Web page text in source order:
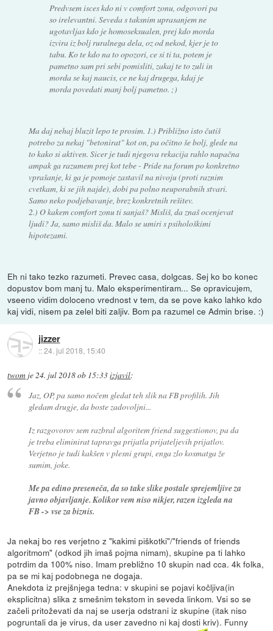
Predvsem isces kdo ni v comfort zonu, odgovori pa
so irelevantni. Seveda s taksnim uprasanjem ne
ugotavljas kdo je homoseksualen, prej kdo morda
izvira iz bolj ruralnega dela, oz od nekod, kjer je to
tabu. Ko te kdo na to opozori, ce si ti ta, potem je
pametno sam pri sebi pomisliti, zakaj te to zuli in
morda se kaj naucis, ce ne kaj drugega, kdaj je
morda povedati manj bolj pametno. ;)
Ma daj nehaj bluzit lepo te prosim. 1.) Približno isto čutiš
potrebo za nekaj "betonirat" kot on, pa očitno še bolj, glede na
to kako si aktiven. Sicer je tudi njegova rekacija rahlo napačna
ampak ga razumem prej kot tebe - Pride na forum po konkretno
vprašanje, ki ga je pomoje zastavil na nivoju (proti raznim
cvetkam, ki se jih najde), dobi pa polno neuporabnih stvari.
Samo neko podjebavanje, brez konkretnih rešitev.
2.) O kakem comfort zonu ti sanjaš? Misliš, da znaš ocenjevat
ljudi? Ja, samo misliš da. Malo se umiri s psihološkimi
hipotezami.
Eh ni tako tezko razumeti. Prevec casa, dolgcas. Sej ko bo konec
dopustov bom manj tu. Malo eksperimentiram... Se opravicujem,
vseeno vidim doloceno vrednost v tem, da se pove kako lahko kdo
kaj vidi, nisem pa zelel biti zaljiv. Bom pa razumel ce Admin brise. :)
jizzer
::24. jul 2018, 15:40
twom je24. jul 2018 ob 15:33izjavil:
Jaz, OP, pa samo nočem gledat teh slik na FB profilih. Jih
gledam drugje, da boste zadovoljni...
Iz razgovorov sem razbral algoritem friend suggestionov, pa da
je treba eliminirat tapravga prijatla prijateljevih prijatlov.
Verjetno je tudi kakšen v plesni grupi, enga zlo kosmatga že
sumim, joke.
Me pa edino preseneča, da so take slike postale sprejemljive za
javno objavljanje. Kolikor vem niso nikjer, razen izgleda na
FB -> vse za biznis.
Ja nekaj bo res verjetno z "kakimi piškotki"/"friends of friends
algoritmom" (odkod jih imaš pojma nimam), skupine pa ti lahko
potrdim da 100% niso. Imam prebližno 10 skupin nad cca. 4k folka,
pa se mi kaj podobnega ne dogaja.
Anekdota iz prejšnjega tedna: v skupini se pojavi kočljiva(in
eksplicitna) slika z smešnim tekstom in seveda linkom. Vsi so se
začeli pritoževati da naj se userja odstrani iz skupine (itak niso
pogruntali da je virus, da user zavedno ni kaj dosti kriv). Funny